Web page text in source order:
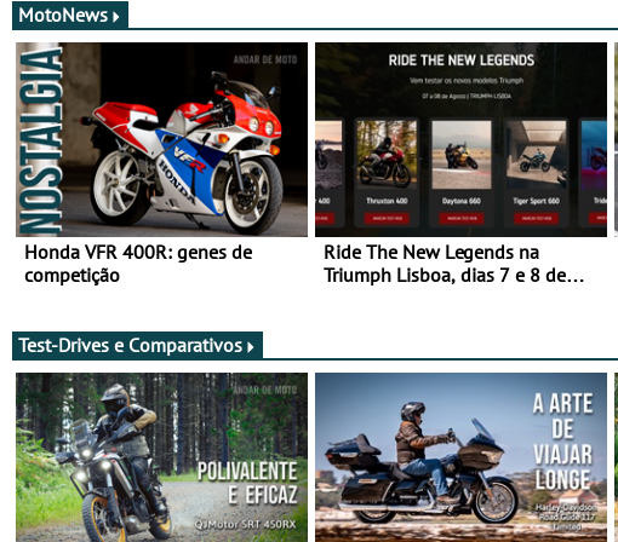
MotoNews
Honda VFR 400R: genes de
competição
Ride The New Legends na
Triumph Lisboa, dias 7 e 8 de
Test-Drives e Comparativos